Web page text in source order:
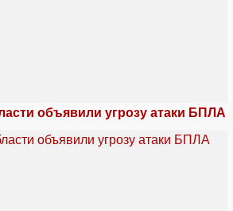
объявили угрозу атаки БПЛА